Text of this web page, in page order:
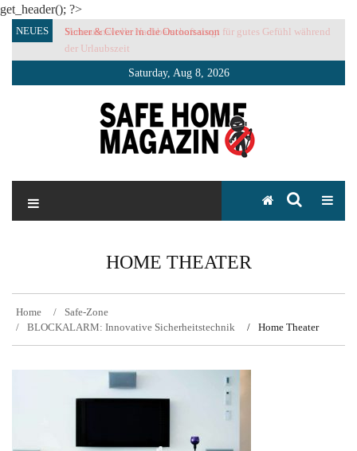
get_header(); ?>
SkipNEUES Sicher & Clever in die Outoorsaison
Vertrauensvolle Nachbarschaft sorgt für gutes Gefühl während
der Urlaubszeit
Saturday, Aug 8, 2026
SAFE HOME Magazin
HOME THEATER
Home
Safe-Zone
BLOCKALARM: Innovative Sicherheitstechnik
Home Theater